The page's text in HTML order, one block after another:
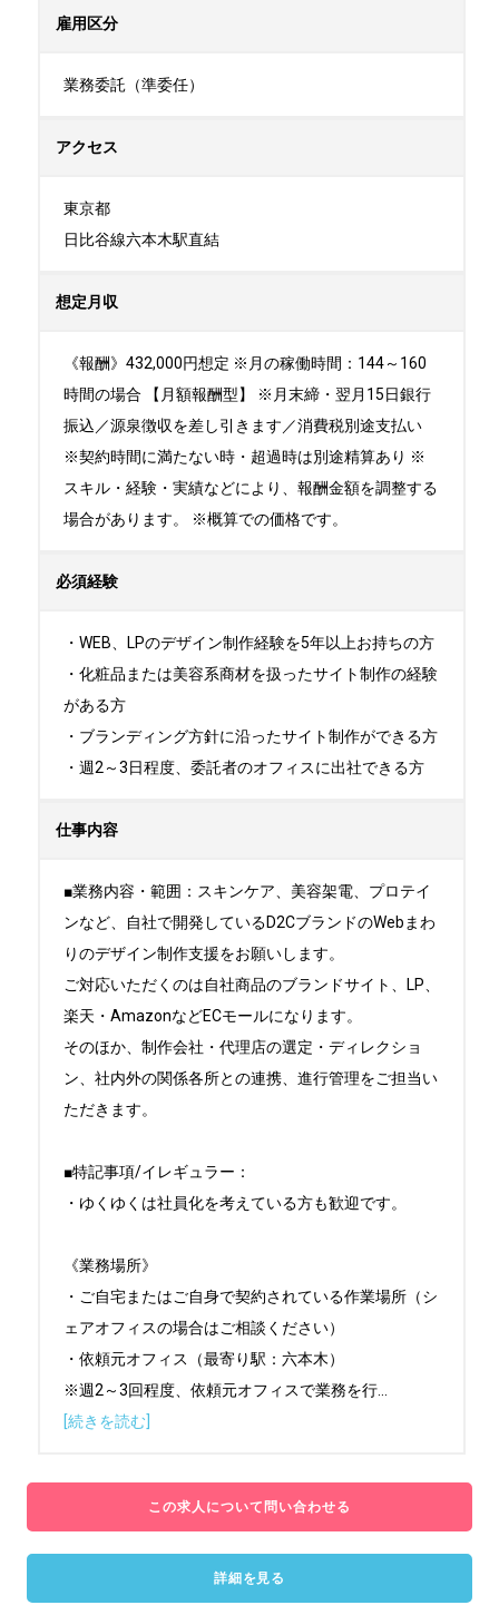
雇用区分
業務委託（準委任）
アクセス
東京都
日比谷線六本木駅直結
想定月収
《報酬》432,000円想定 ※月の稼働時間：144～160
時間の場合 【月額報酬型】 ※月末締・翌月15日銀行
振込／源泉徴収を差し引きます／消費税別途支払い
※契約時間に満たない時・超過時は別途精算あり ※
スキル・経験・実績などにより、報酬金額を調整する
場合があります。 ※概算での価格です。
必須経験
・WEB、LPのデザイン制作経験を5年以上お持ちの方
・化粧品または美容系商材を扱ったサイト制作の経験
がある方
・ブランディング方針に沿ったサイト制作ができる方
・週2～3日程度、委託者のオフィスに出社できる方
仕事内容
■業務内容・範囲：スキンケア、美容架電、プロテイ
ンなど、自社で開発しているD2CブランドのWebまわ
りのデザイン制作支援をお願いします。
ご対応いただくのは自社商品のブランドサイト、LP、
楽天・AmazonなどECモールになります。
そのほか、制作会社・代理店の選定・ディレクショ
ン、社内外の関係各所との連携、進行管理をご担当い
ただきます。
■特記事項/イレギュラー：
・ゆくゆくは社員化を考えている方も歓迎です。
《業務場所》
・ご自宅またはご自身で契約されている作業場所（シ
ェアオフィスの場合はご相談ください）
・依頼元オフィス（最寄り駅：六本木）
※週2～3回程度、依頼元オフィスで業務を行
[続きを読む]
この求人について問い合わせる
詳細を見る